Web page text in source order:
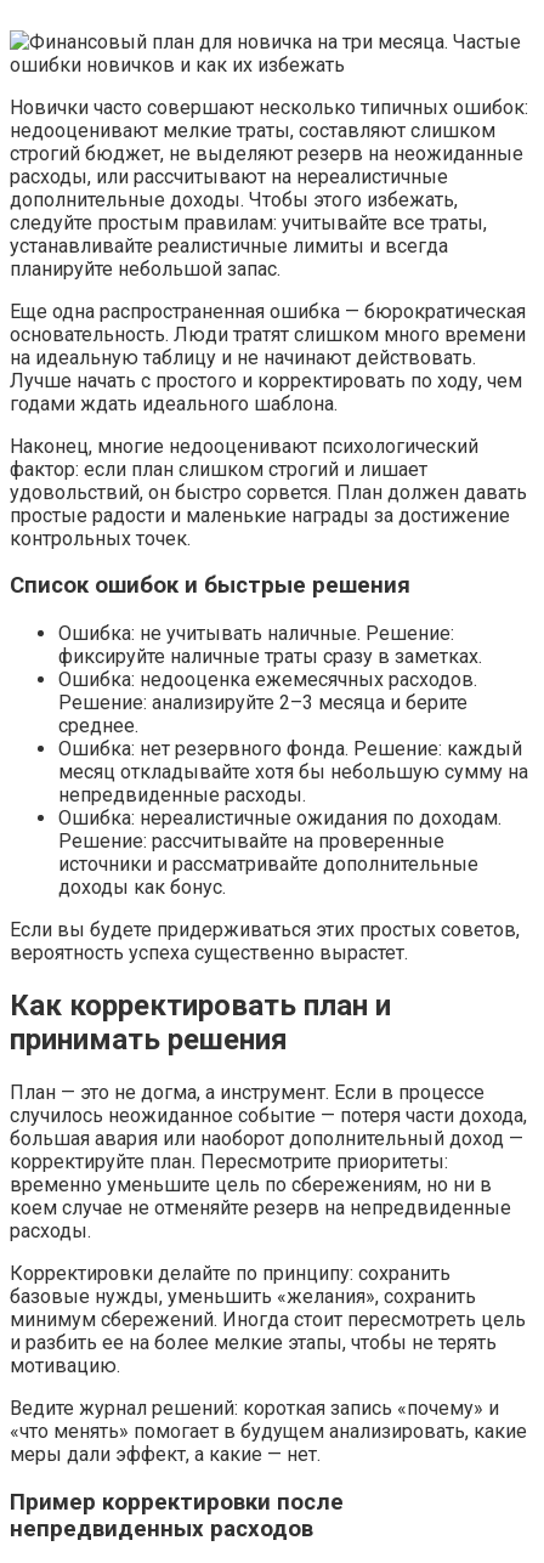
Новички часто совершают несколько типичных ошибок:
недооценивают мелкие траты, составляют слишком
строгий бюджет, не выделяют резерв на неожиданные
расходы, или рассчитывают на нереалистичные
дополнительные доходы. Чтобы этого избежать,
следуйте простым правилам: учитывайте все траты,
устанавливайте реалистичные лимиты и всегда
планируйте небольшой запас.
Еще одна распространенная ошибка — бюрократическая
основательность. Люди тратят слишком много времени
на идеальную таблицу и не начинают действовать.
Лучше начать с простого и корректировать по ходу, чем
годами ждать идеального шаблона.
Наконец, многие недооценивают психологический
фактор: если план слишком строгий и лишает
удовольствий, он быстро сорвется. План должен давать
простые радости и маленькие награды за достижение
контрольных точек.
Список ошибок и быстрые решения
Ошибка: не учитывать наличные. Решение:
фиксируйте наличные траты сразу в заметках.
Ошибка: недооценка ежемесячных расходов.
Решение: анализируйте 2–3 месяца и берите
среднее.
Ошибка: нет резервного фонда. Решение: каждый
месяц откладывайте хотя бы небольшую сумму на
непредвиденные расходы.
Ошибка: нереалистичные ожидания по доходам.
Решение: рассчитывайте на проверенные
источники и рассматривайте дополнительные
доходы как бонус.
Если вы будете придерживаться этих простых советов,
вероятность успеха существенно вырастет.
Как корректировать план и
принимать решения
План — это не догма, а инструмент. Если в процессе
случилось неожиданное событие — потеря части дохода,
большая авария или наоборот дополнительный доход —
корректируйте план. Пересмотрите приоритеты:
временно уменьшите цель по сбережениям, но ни в
коем случае не отменяйте резерв на непредвиденные
расходы.
Корректировки делайте по принципу: сохранить
базовые нужды, уменьшить «желания», сохранить
минимум сбережений. Иногда стоит пересмотреть цель
и разбить ее на более мелкие этапы, чтобы не терять
мотивацию.
Ведите журнал решений: короткая запись «почему» и
«что менять» помогает в будущем анализировать, какие
меры дали эффект, а какие — нет.
Пример корректировки после
непредвиденных расходов